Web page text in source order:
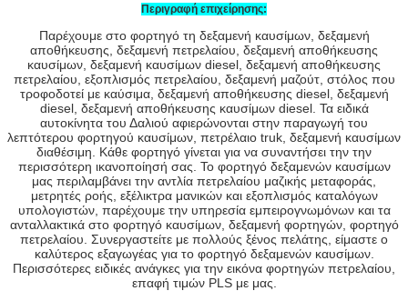
Περιγραφή επιχείρησης:
Παρέχουμε στο φορτηγό τη δεξαμενή καυσίμων, δεξαμενή
αποθήκευσης, δεξαμενή πετρελαίου, δεξαμενή αποθήκευσης
καυσίμων, δεξαμενή καυσίμων diesel, δεξαμενή αποθήκευσης
πετρελαίου, εξοπλισμός πετρελαίου, δεξαμενή μαζούτ, στόλος που
τροφοδοτεί με καύσιμα, δεξαμενή αποθήκευσης diesel, δεξαμενή
diesel, δεξαμενή αποθήκευσης καυσίμων diesel. Τα ειδικά
αυτοκίνητα του Δαλιού αφιερώνονται στην παραγωγή του
λεπτότερου φορτηγού καυσίμων, πετρέλαιο truk, δεξαμενή καυσίμων
διαθέσιμη. Κάθε φορτηγό γίνεται για να συναντήσει την την
περισσότερη ικανοποίησή σας. Το φορτηγό δεξαμενών καυσίμων
μας περιλαμβάνει την αντλία πετρελαίου μαζικής μεταφοράς,
μετρητές ροής, εξέλικτρα μανικών και εξοπλισμός καταλόγων
υπολογιστών, παρέχουμε την υπηρεσία εμπειρογνωμόνων και τα
ανταλλακτικά στο φορτηγό καυσίμων, δεξαμενή φορτηγών, φορτηγό
πετρελαίου. Συνεργαστείτε με πολλούς ξένος πελάτης, είμαστε ο
καλύτερος εξαγωγέας για το φορτηγό δεξαμενών καυσίμων.
Περισσότερες ειδικές ανάγκες για την εικόνα φορτηγών πετρελαίου,
επαφή τιμών PLS με μας.